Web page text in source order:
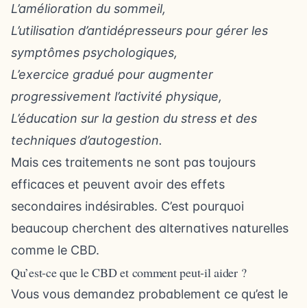
L’amélioration du sommeil,
L’utilisation d’antidépresseurs pour gérer les
symptômes psychologiques,
L’exercice gradué pour augmenter
progressivement l’activité physique,
L’éducation sur la gestion du stress et des
techniques d’autogestion.
Mais ces traitements ne sont pas toujours
efficaces et peuvent avoir des effets
secondaires indésirables. C’est pourquoi
beaucoup cherchent des alternatives naturelles
comme le CBD.
Qu’est-ce que le CBD et comment peut-il aider ?
Vous vous demandez probablement ce qu’est le